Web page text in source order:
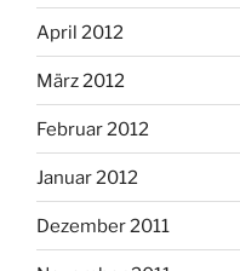
April 2012
März 2012
Februar 2012
Januar 2012
Dezember 2011